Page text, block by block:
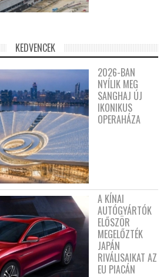
KEDVENCEK
2026-BAN
NYÍLIK MEG
SANGHAJ ÚJ
IKONIKUS
OPERAHÁZA
A KÍNAI
AUTÓGYÁRTÓK
ELŐSZÖR
MEGELŐZTÉK
JAPÁN
RIVÁLISAIKAT AZ
EU PIACÁN